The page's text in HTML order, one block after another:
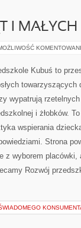
I MAŁYCH
Kubuś to
wypatrują
i żłobków.
wspierania
Strona
z wyborem
Rozwój